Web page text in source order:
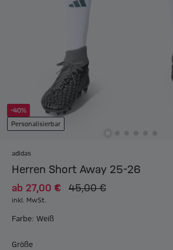
-40%
Personalisierbar
adidas
Herren Short Away 25-26
ab 27,00 € 45,00 €
inkl. MwSt.
Farbe: Weiß
Größe